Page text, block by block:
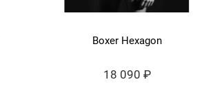
Boxer Hexagon
18 090 ₽